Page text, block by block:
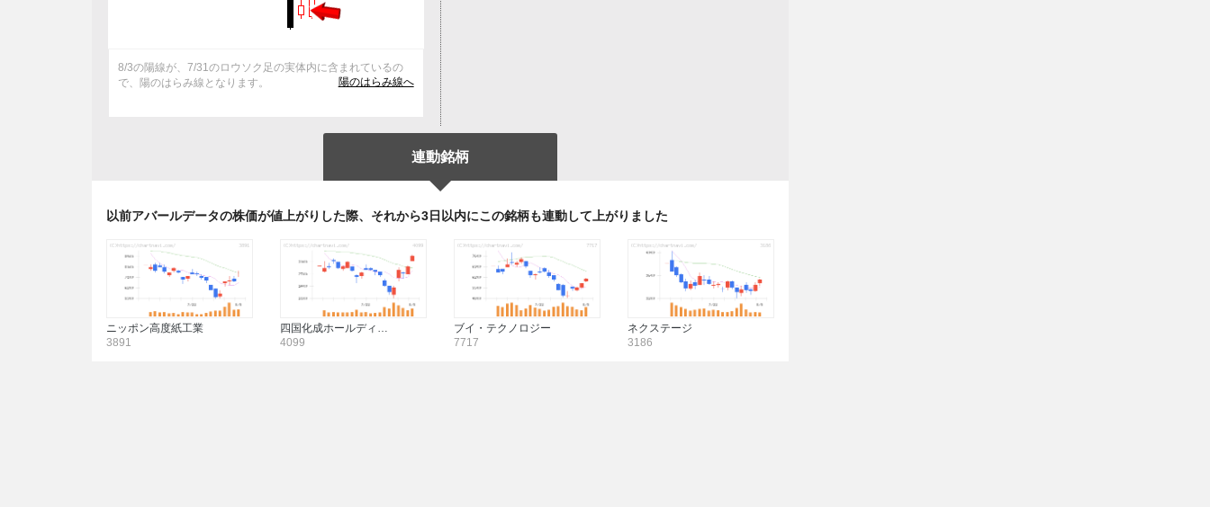
8/3の陽線が、7/31のロウソク足の実体内に含まれているの
で、陽のはらみ線となります。
陽のはらみ線へ
連動銘柄
以前アバールデータの株価が値上がりした際、それから3日以内にこの銘柄も連動して上がりました
ニッポン高度紙工業
3891
四国化成ホールディ…
4099
ブイ・テクノロジー
7717
ネクステージ
3186